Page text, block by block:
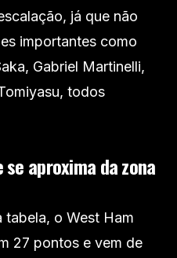
já que não
importantes como
Gabriel Martinelli,
todos
aproxima da zona
tabela, o West Ham
27 pontos e vem de